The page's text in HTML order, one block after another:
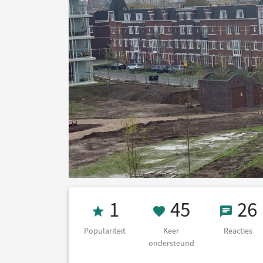
Populariteit 1
1
Populariteit
45 Keer
45
Keer
ondersteund
2626
Reacties